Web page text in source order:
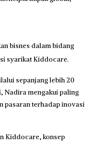
bisnes dalam bidang
syarikat Kiddocare.
sepanjang lebih 20
Nadira mengakui paling
pasaran terhadap inovasi
Kiddocare, konsep